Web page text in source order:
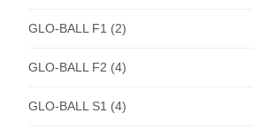
GLO-BALL F1 (2)
GLO-BALL F2 (4)
GLO-BALL S1 (4)